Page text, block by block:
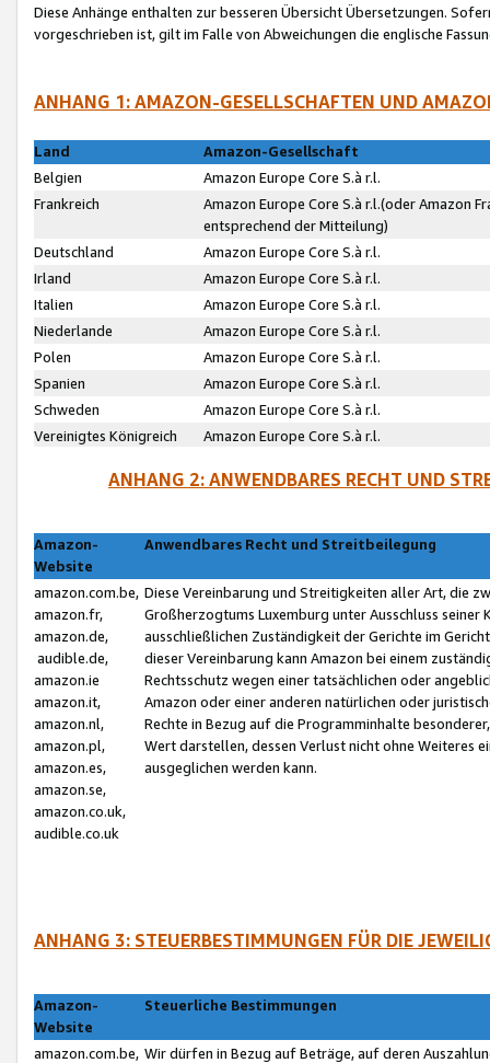
Diese Anhänge enthalten zur besseren Übersicht Übersetzungen.
vorgeschrieben ist, gilt im Falle von Abweichungen die englische
ANHANG 1: AMAZON-GESELLSCHAFTEN UND
Land
Amazon-Gesellschaft
Belgien
Amazon Europe Core S.à r.l.
Frankreich
Amazon Europe Core S.à r.l.(oder Amazon
entsprechend der Mitteilung)
Deutschland
Amazon Europe Core S.à r.l.
Irland
Amazon Europe Core S.à r.l.
Italien
Amazon Europe Core S.à r.l.
Niederlande
Amazon Europe Core S.à r.l.
Polen
Amazon Europe Core S.à r.l.
Spanien
Amazon Europe Core S.à r.l.
Schweden
Amazon Europe Core S.à r.l.
Vereinigtes Königreich
Amazon Europe Core S.à r.l.
ANHANG 2: ANWENDBARES RECHT UND
Amazon-
Website
Anwendbares Recht und Streitbeilegung
amazon.com.be,
amazon.fr,
amazon.de,
audible.de,
amazon.ie
amazon.it,
amazon.nl,
amazon.pl,
amazon.es,
amazon.se,
amazon.co.uk,
audible.co.uk
Diese Vereinbarung und Streitigkeiten aller Art, die
Großherzogtums Luxemburg unter Ausschluss
ausschließlichen Zuständigkeit der Gerichte im
dieser Vereinbarung kann Amazon bei einem
Rechtsschutz wegen einer tatsächlichen oder
Amazon oder einer anderen natürlichen oder
Rechte in Bezug auf die Programminhalte
Wert darstellen, dessen Verlust nicht ohne Weiteres
ausgeglichen werden kann.
ANHANG 3: STEUERBESTIMMUNGEN FÜR DIE
Amazon-
Website
Steuerliche Bestimmungen
amazon.com.be, Wir dürfen in Bezug auf Beträge, auf deren